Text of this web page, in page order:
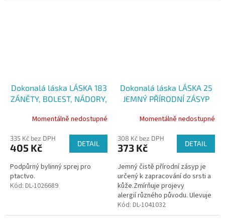
Dokonalá láska LÁSKA 183
ZÁNĚTY, BOLEST, NÁDORY,
Momentálně nedostupné
335 Kč bez DPH
405 Kč DETAIL
Podpůrný bylinný sprej pro
ptactvo.
Kód: DL-1026689
Dokonalá láska LÁSKA 25
JEMNÝ PŘÍRODNÍ ZÁSYP
PODPORA HOJENÍ, 90 g
Momentálně nedostupné
308 Kč bez DPH
373 Kč DETAIL
Jemný čistě přírodní zásyp je
určený k zapracování do srsti a
kůže.Zmírňuje projevy
alergií různého původu. Ulevuje
při kožním diskomfortu a
zmírňuje svědění.Podporuje
Kód: DL-1041032